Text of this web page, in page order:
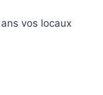
vos locaux